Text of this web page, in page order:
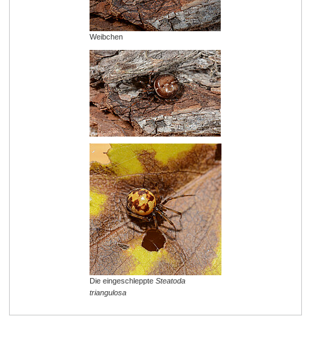
Weibchen
Die eingeschleppte Steatoda
triangulosa